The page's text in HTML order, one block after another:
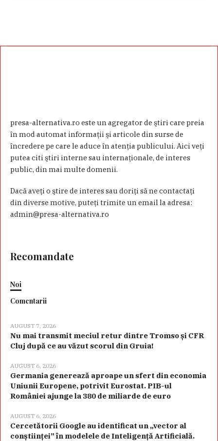
presa-alternativa.ro este un agregator de ştiri care preia
în mod automat informaţii şi articole din surse de
încredere pe care le aduce în atenţia publicului. Aici veţi
putea citi ştiri interne sau internaţionale, de interes
public, din mai multe domenii.
Dacă aveţi o ştire de interes sau doriţi să ne contactaţi
din diverse motive, puteţi trimite un email la adresa:
admin@presa-alternativa.ro
Recomandate
Noi
Comentarii
AUGUST 7, 2026
Nu mai transmit meciul retur dintre Tromso și CFR
Cluj după ce au văzut scorul din Gruia!
AUGUST 6, 2026
Germania generează aproape un sfert din economia
Uniunii Europene, potrivit Eurostat. PIB-ul
României ajunge la 380 de miliarde de euro
AUGUST 6, 2026
Cercetătorii Google au identificat un „vector al
conștiinței” în modelele de Inteligență Artificială.